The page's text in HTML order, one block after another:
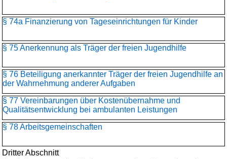
§ 74a Finanzierung von Tageseinrichtungen für Kinder
§ 75 Anerkennung als Träger der freien Jugendhilfe
§ 76 Beteiligung anerkannter Träger der freien Jugendhilfe an
der Wahrnehmung anderer Aufgaben
§ 77 Vereinbarungen über Kostenübernahme und
Qualitätsentwicklung bei ambulanten Leistungen
§ 78 Arbeitsgemeinschaften
Dritter Abschnitt